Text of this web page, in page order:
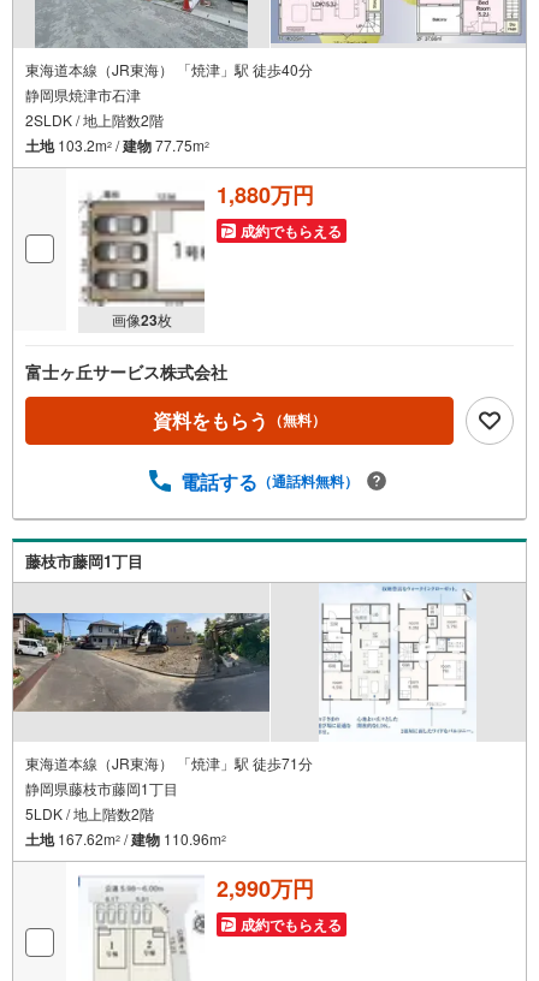
東海道本線（JR東海） 「焼津」駅 徒歩40分
静岡県焼津市石津
2SLDK / 地上階数2階
土地103.2m2 /建物77.75m2
画像23枚
1,880万円
成約でもらえる
富士ヶ丘サービス株式会社
資料をもらう （無料）
電話する （通話料無料）
藤枝市藤岡1丁目
東海道本線（JR東海） 「焼津」駅 徒歩71分
静岡県藤枝市藤岡1丁目
5LDK / 地上階数2階
土地167.62m2 /建物 110.96m2
2,990万円
成約でもらえる